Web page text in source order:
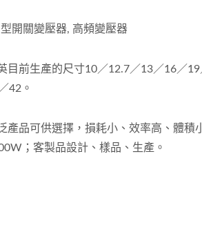
型開關變壓器, 高頻變壓器
目前生產的尺寸10／12.7／13／16／
42。
產品可供選擇，損耗小、效率高、體積
；客製品設計、樣品、生產。